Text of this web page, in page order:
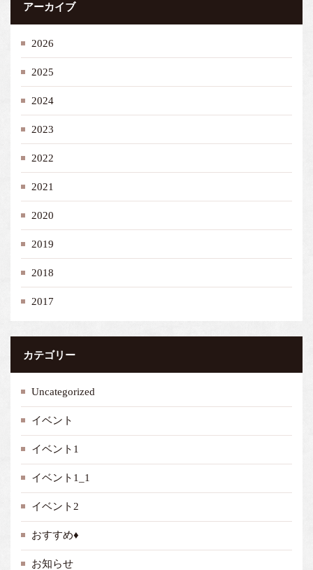
アーカイブ
2026
2025
2024
2023
2022
2021
2020
2019
2018
2017
カテゴリー
Uncategorized
イベント
イベント1
イベント1_1
イベント2
おすすめ♦
お知らせ